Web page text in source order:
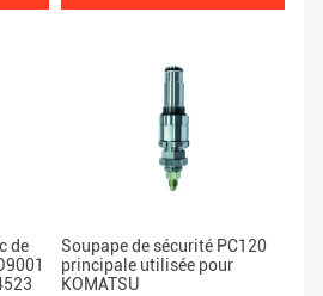
de
Soupape de sécurité PC120
principale utilisée pour
KOMATSU